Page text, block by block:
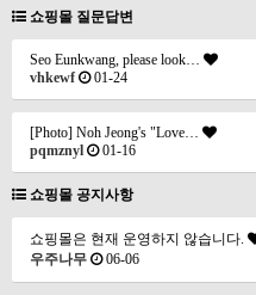
쇼핑몰 질문답변
Seo Eunkwang, please look…
vhkewf
01-24
[Photo] Noh Jeong's "Love…
pqmznyl
01-16
쇼핑몰 공지사항
쇼핑몰은 현재 운영하지 않습니다.
우주나무
06-06